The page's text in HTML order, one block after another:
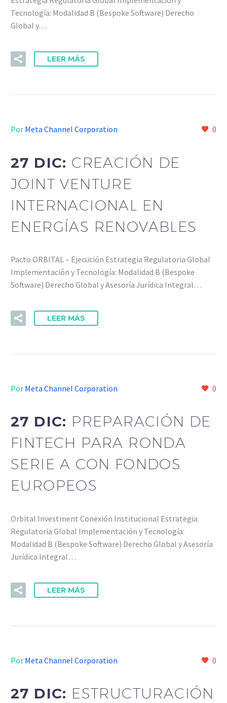
Tecnología: Modalidad B (Bespoke Software) Derecho
Global y…
LEER MÁS
0
Por Meta Channel Corporation
27 DIC: CREACIÓN DE
JOINT VENTURE
INTERNACIONAL EN
ENERGÍAS RENOVABLES
Pacto ORBITAL – Ejecución Estrategia Regulatoria Global
Implementación y Tecnología: Modalidad B (Bespoke
Software) Derecho Global y Asesoría Jurídica Integral…
LEER MÁS
0
Por Meta Channel Corporation
27 DIC: PREPARACIÓN DE
FINTECH PARA RONDA
SERIE A CON FONDOS
EUROPEOS
Orbital Investment Conexión Institucional Estrategia
Regulatoria Global Implementación y Tecnología:
Modalidad B (Bespoke Software) Derecho Global y Asesoría
Jurídica Integral…
LEER MÁS
0
Por Meta Channel Corporation
27 DIC: ESTRUCTURACIÓN